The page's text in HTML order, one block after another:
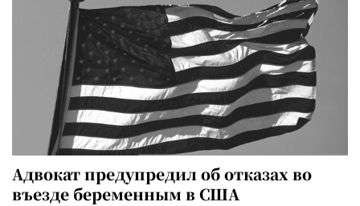
Адвокат предупредил об отказах во
въезде беременным в США